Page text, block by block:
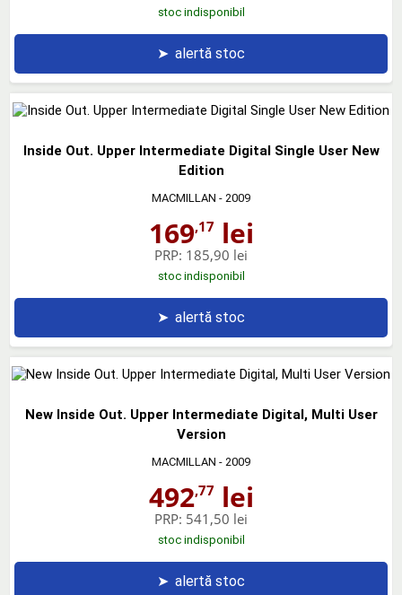
stoc indisponibil
➤ alertă stoc
Inside Out. Upper Intermediate Digital Single User New
Edition
MACMILLAN - 2009
169,17lei
PRP: 185,90 lei
stoc indisponibil
➤ alertă stoc
New Inside Out. Upper Intermediate Digital, Multi User
Version
MACMILLAN - 2009
492,77lei
PRP: 541,50 lei
stoc indisponibil
➤ alertă stoc